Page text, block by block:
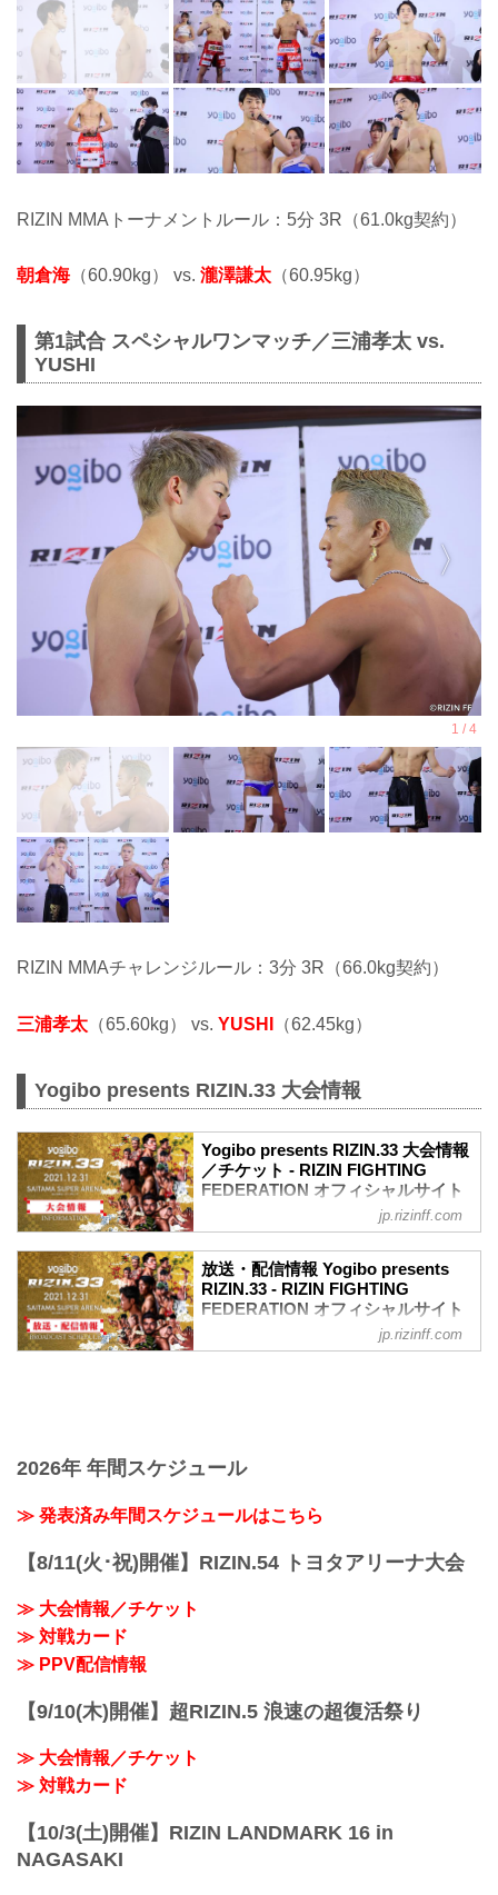
RIZIN MMAトーナメントルール：5分 3R（61.0kg契約）
朝倉海（60.90kg） vs. 瀧澤謙太 （60.95kg）
第1試合 スペシャルワンマッチ／三浦孝太 vs.
YUSHI
RIZIN MMAチャレンジルール：3分 3R（66.0kg契約）
三浦孝太 （65.60kg） vs. YUSHI （62.45kg）
Yogibo presents RIZIN.33 大会情報
Yogibo presents RIZIN.33 大会情報
／チケット - RIZIN FIGHTING
FEDERATION オフィシャルサイト
現状は必要ありません。
大会概要
名称
予定時間が前後することがありますので
会場
JR京浜東北線・JR上野東京ライン（宇都
宮線・高崎線）「さいたま新都心」駅か
jp.rizinff.com
放送・配信情報 Yogibo presents
RIZIN.33 - RIZIN FIGHTING
FEDERATION オフィシャルサイト
12月31日（金）さいたまスーパーアリー
試合リアルタイムで視聴しよう！
事前番組
日付 時間 放送・配信媒体 番組名・その
12/20（月） 20:30〜 RIZIN FF公式
jp.rizinff.com
2026年 年間スケジュール
≫ 発表済み年間スケジュールはこちら
【8/11(火･祝)開催】RIZIN.54 トヨタアリーナ大会
≫ 大会情報／チケット
≫ 対戦カード
≫ PPV配信情報
【9/10(木)開催】超RIZIN.5 浪速の超復活祭り
≫ 大会情報／チケット
≫ 対戦カード
【10/3(土)開催】RIZIN LANDMARK 16 in
NAGASAKI